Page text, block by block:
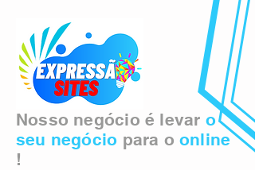
Nosso negócio é levar o
seu negócio para o online
!